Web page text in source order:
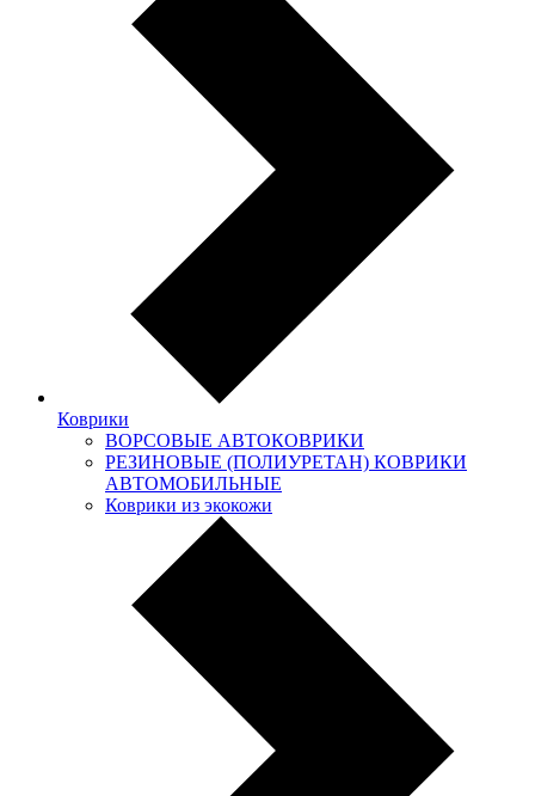
Коврики
ВОРСОВЫЕ АВТОКОВРИКИ
РЕЗИНОВЫЕ (ПОЛИУРЕТАН) КОВРИКИ
АВТОМОБИЛЬНЫЕ
Коврики из экокожи